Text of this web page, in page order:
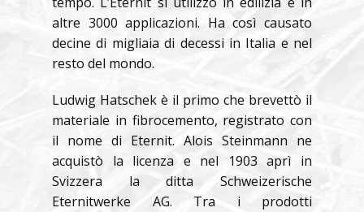
altre 3000 applicazioni. Ha così causato
decine di migliaia di decessi in Italia e nel
resto del mondo.
Ludwig Hatschek è il primo che brevettò il
materiale in fibrocemento, registrato con
il nome di Eternit. Alois Steinmann ne
acquistò la licenza e nel 1903 aprì in
Svizzera la ditta Schweizerische
Eternitwerke AG. Tra i prodotti